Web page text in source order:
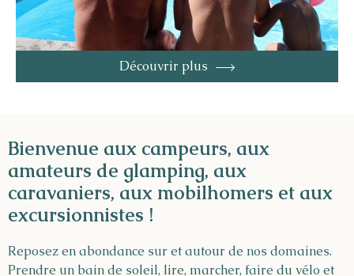
Découvrir plus
Bienvenue aux campeurs, aux
amateurs de glamping, aux
caravaniers, aux mobilhomers et aux
excursionnistes !
Reposez en abondance sur et autour de nos domaines.
Prendre un bain de soleil, lire, marcher, faire du vélo et